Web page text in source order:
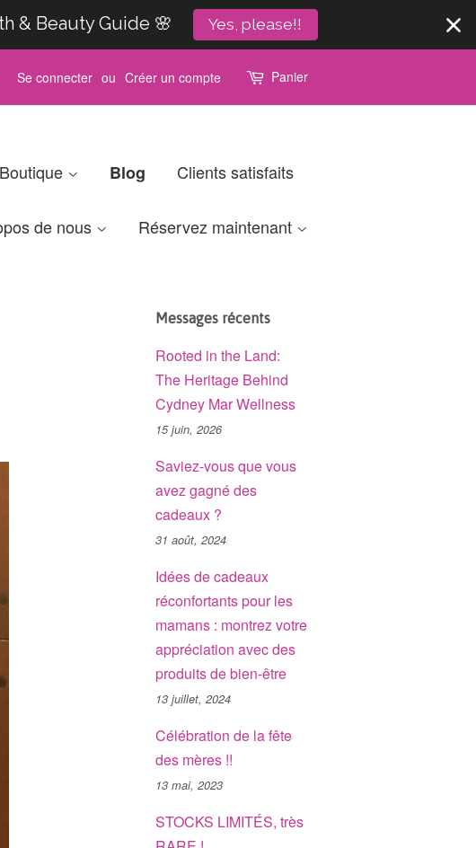
& Beauty Guide 🌸 Yes, please!!
Se connecter ou Créer un compte Panier
Boutique Blog Clients satisfaits
de nous Réservez maintenant
Messages récents
Rooted in the Land:
The Heritage Behind
Cydney Mar Wellness
15 juin, 2026
Saviez-vous que vous
avez gagné des
cadeaux ?
31 août, 2024
Idées de cadeaux
réconfortants pour les
mamans : montrez votre
appréciation avec des
produits de bien-être
13 juillet, 2024
Célébration de la fête
des mères !!
13 mai, 2023
STOCKS LIMITÉS, très